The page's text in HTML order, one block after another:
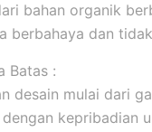
bahan organik
berbahaya dan
Batas :
desain mulai dari
kepribadian